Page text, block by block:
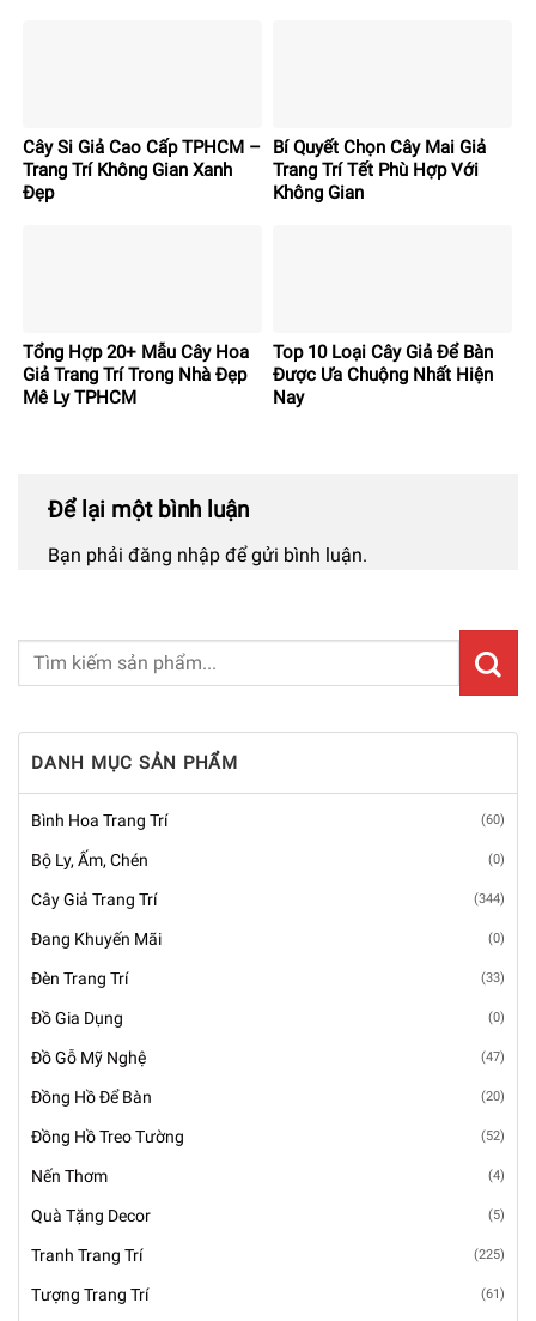
Cây Si Giả Cao Cấp TPHCM –
Trang Trí Không Gian Xanh
Đẹp
Bí Quyết Chọn Cây Mai Giả
Trang Trí Tết Phù Hợp Với
Không Gian
Tổng Hợp 20+ Mẫu Cây Hoa
Giả Trang Trí Trong Nhà Đẹp
Mê Ly TPHCM
Top 10 Loại Cây Giả Để Bàn
Được Ưa Chuộng Nhất Hiện
Nay
Để lại một bình luận
Bạn phải đăng nhập để gửi bình luận.
DANH MỤC SẢN PHẨM
Bình Hoa Trang Trí (60)
Bộ Ly, Ấm, Chén (0)
Cây Giả Trang Trí (344)
Đang Khuyến Mãi (0)
Đèn Trang Trí (33)
Đồ Gia Dụng (0)
Đồ Gỗ Mỹ Nghệ (47)
Đồng Hồ Để Bàn (20)
Đồng Hồ Treo Tường (52)
Nến Thơm (4)
Quà Tặng Decor (5)
Tranh Trang Trí (225)
Tượng Trang Trí (61)